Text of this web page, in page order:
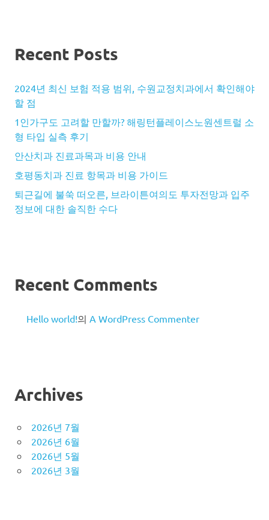
Recent Posts
2024년 최신 보험 적용 범위, 수원교정치과에서 확인해야
할 점
1인가구도 고려할 만할까? 해링턴플레이스노원센트럴 소
형 타입 실측 후기
안산치과 진료과목과 비용 안내
호평동치과 진료 항목과 비용 가이드
퇴근길에 불쑥 떠오른, 브라이튼여의도 투자전망과 입주
정보에 대한 솔직한 수다
Recent Comments
Hello world!의 A WordPress Commenter
Archives
2026년 7월
2026년 6월
2026년 5월
2026년 3월